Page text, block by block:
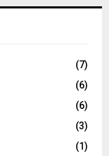
(7)
(6)
(6)
(3)
(1)